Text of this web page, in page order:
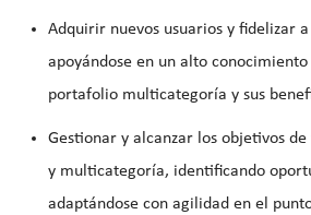
Adquirir nuevos usuarios y fidelizar
apoyándose en un alto conocimiento
portafolio multicategoría y sus
Gestionar y alcanzar los objetivos
y multicategoría, identificando
adaptándose con agilidad en el